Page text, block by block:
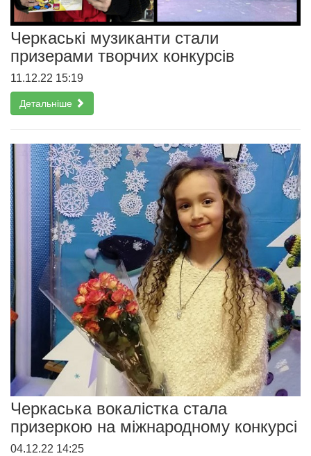
Черкаські музиканти стали
призерами творчих конкурсів
11.12.22 15:19
Детальніше
Черкаська вокалістка стала
призеркою на міжнародному конкурсі
04.12.22 14:25